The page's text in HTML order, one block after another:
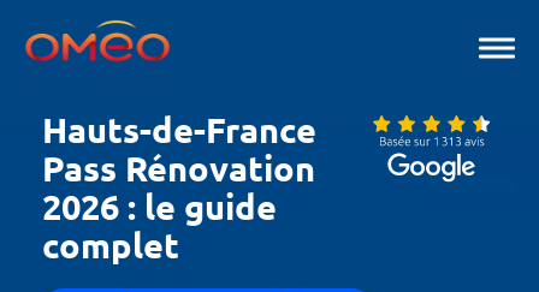
contenu
Hauts-de-France
Pass Rénovation
2026 : le guide
complet